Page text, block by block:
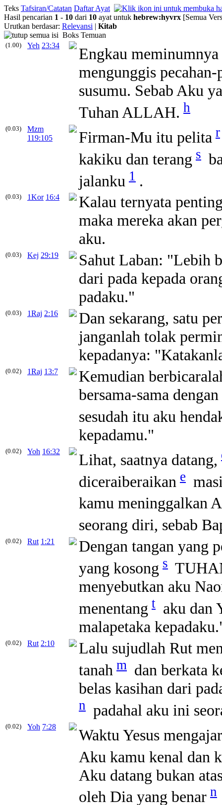
Teks Tafsiran/Catatan Daftar Ayat
Hasil pencarian 1 - 10 dari 10 ayat untuk hebrew:hyvrx [Semua
Urutkan berdasar: Relevansi | Kitab
Boks Temuan
(1.00) Yeh 23:34
Engkau meminumnya
mengunggis
susumu. Sebab Aku
Tuhan ALLAH. h
(0.03)
Mzm
119:105
Firman-Mu itu pelita r
kakiku dan terang s
jalanku 1 .
(0.03) 1Kor 16:4
Kalau ternyata
maka mereka akan
aku.
(0.03) Kej 29:19
Sahut Laban: "Lebih
dari pada kepada
padaku."
(0.03) 1Raj 2:16
Dan sekarang, satu
janganlah tolak
kepadanya:
(0.02) 1Raj 13:7
Kemudian
bersama-sama
sesudah itu aku
kepadamu."
(0.02) Yoh 16:32 Lihat, saatnya datang,
diceraiberaikan e
kamu meninggalkan
seorang diri, sebab
(0.02) Rut 1:21
Dengan tangan yang
yang kosong s
menyebutkan aku
menentang t aku dan
malapetaka
(0.02) Rut 2:10
Lalu sujudlah Rut
tanah m dan berkata
belas kasihan dari
n padahal aku ini
(0.02) Yoh 7:28
Waktu Yesus
Aku kamu kenal dan
Aku datang bukan
oleh Dia yang benar n